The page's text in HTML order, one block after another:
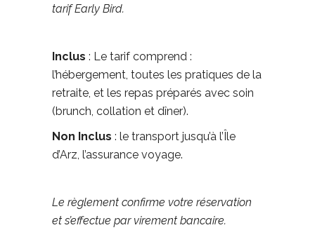
tarif Early Bird.
Inclus : Le tarif comprend :
l’hébergement, toutes les pratiques de la
retraite, et les repas préparés avec soin
(brunch, collation et dîner).
Non Inclus : le transport jusqu’à l’Île
d’Arz, l’assurance voyage.
Le règlement confirme votre réservation
et s’effectue par virement bancaire.